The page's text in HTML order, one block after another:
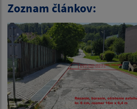
Zoznam článkov: